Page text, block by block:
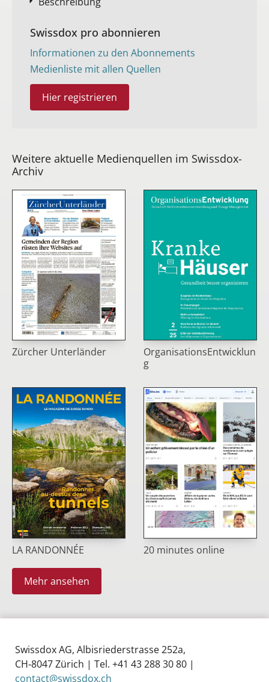
Swissdox pro abonnieren
Informationen zu den Abonnements
Medienliste mit allen Quellen
Hier registrieren
Weitere aktuelle Medienquellen im Swissdox-
Archiv
Zürcher Unterländer
OrganisationsEntwicklun
g
LA RANDONNÉE 20 minutes online
Mehr ansehen
Swissdox AG, Albisriederstrasse 252a,
CH‑8047 Zürich | Tel. +41 43 288 30 80 |
contact@swissdox.ch